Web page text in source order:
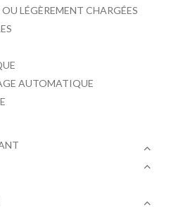
LÉGÈREMENT CHARGÉES
AUTOMATIQUE